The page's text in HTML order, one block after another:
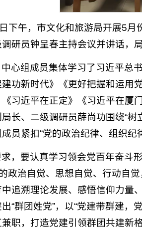
下午，市文化和旅游局开展5月
研员钟呈春主持会议并讲话，
心组成员集体学习了习近平总
功新时代》《更好把握和运用
习近平在正定》《习近平在厦
长、二级调研员薛尚功围绕“树
员紧扣“党的政治纪律、组织
，要认真学习领会党百年奋斗
政治自觉、思想自觉、行动自
中追溯理论发展、感悟信仰力量
“群团姓党”，以“党建带群建
职，打造党建引领群团共建新